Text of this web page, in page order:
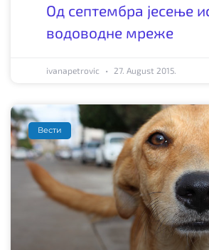
Од септембра јесење
водоводне мреже
ivanapetrovic 27. August 2015.
Вести